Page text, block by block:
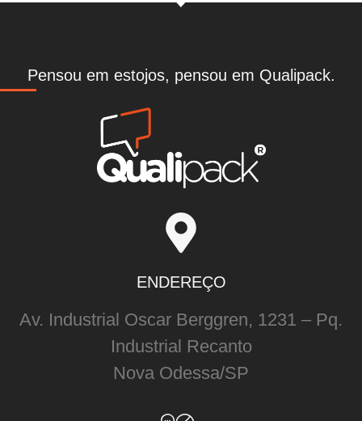
Pensou em estojos, pensou em Qualipack.
ENDEREÇO
Av. Industrial Oscar Berggren, 1231 – Pq.
Industrial Recanto
Nova Odessa/SP